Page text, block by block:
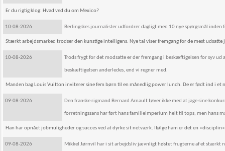
Er du rigtig klog: Hvad ved du om Mexico?
10-08-2026 Berlingskes journalister udfordrer dagligt med 10 nye spørgsmål inden
Stærkt arbejdsmarked trodser den kunstige intelligens. Nye tal viser fremgang for de mest udsatte
10-08-2026 Trods frygt for det modsatte er der fremgang i beskæftigelsen for syv
beskæftigelsen anderledes, end vi regner med.
Manden bag Louis Vuitton inviterer sine fem børn til en månedlig power lunch. De er født ind i et
09-08-2026 Den franske rigmand Bernard Arnault tøver ikke med at jage sine
forretningssans har ført hans familieimperium helt til tops, men hans
Han har opnået jobmuligheder og succes ved at dyrke sit netværk. Ifølge ham er det en
09-08-2026 Mikkel Jørnvil har i sit arbejdsliv jævnligt høstet frugterne af et stærkt